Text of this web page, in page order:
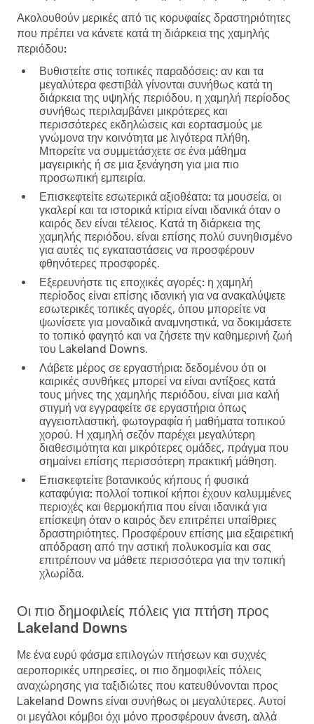
Ακολουθούν μερικές από τις κορυφαίες δραστηριότητες
που πρέπει να κάνετε κατά τη διάρκεια της χαμηλής
περιόδου:
Βυθιστείτε στις τοπικές παραδόσεις: αν και τα
μεγαλύτερα φεστιβάλ γίνονται συνήθως κατά τη
διάρκεια της υψηλής περιόδου, η χαμηλή περίοδος
συνήθως περιλαμβάνει μικρότερες και
περισσότερες εκδηλώσεις και εορτασμούς με
γνώμονα την κοινότητα με λιγότερα πλήθη.
Μπορείτε να συμμετάσχετε σε ένα μάθημα
μαγειρικής ή σε μια ξενάγηση για μια πιο
προσωπική εμπειρία.
Επισκεφτείτε εσωτερικά αξιοθέατα: τα μουσεία, οι
γκαλερί και τα ιστορικά κτίρια είναι ιδανικά όταν ο
καιρός δεν είναι τέλειος. Κατά τη διάρκεια της
χαμηλής περιόδου, είναι επίσης πολύ συνηθισμένο
για αυτές τις εγκαταστάσεις να προσφέρουν
φθηνότερες προσφορές.
Εξερευνήστε τις εποχικές αγορές: η χαμηλή
περίοδος είναι επίσης ιδανική για να ανακαλύψετε
εσωτερικές τοπικές αγορές, όπου μπορείτε να
ψωνίσετε για μοναδικά αναμνηστικά, να δοκιμάσετε
το τοπικό φαγητό και να ζήσετε την καθημερινή ζωή
του Lakeland Downs.
Λάβετε μέρος σε εργαστήρια: δεδομένου ότι οι
καιρικές συνθήκες μπορεί να είναι αντίξοες κατά
τους μήνες της χαμηλής περιόδου, είναι μια καλή
στιγμή να εγγραφείτε σε εργαστήρια όπως
αγγειοπλαστική, φωτογραφία ή μαθήματα τοπικού
χορού. Η χαμηλή σεζόν παρέχει μεγαλύτερη
διαθεσιμότητα και μικρότερες ομάδες, πράγμα που
σημαίνει επίσης περισσότερη πρακτική μάθηση.
Επισκεφτείτε βοτανικούς κήπους ή φυσικά
καταφύγια: πολλοί τοπικοί κήποι έχουν καλυμμένες
περιοχές και θερμοκήπια που είναι ιδανικά για
επίσκεψη όταν ο καιρός δεν επιτρέπει υπαίθριες
δραστηριότητες. Προσφέρουν επίσης μια εξαιρετική
απόδραση από την αστική πολυκοσμία και σας
επιτρέπουν να μάθετε περισσότερα για την τοπική
χλωρίδα.
Οι πιο δημοφιλείς πόλεις για πτήση προς
Lakeland Downs
Με ένα ευρύ φάσμα επιλογών πτήσεων και συχνές
αεροπορικές υπηρεσίες, οι πιο δημοφιλείς πόλεις
αναχώρησης για ταξιδιώτες που κατευθύνονται προς
Lakeland Downs είναι συνήθως οι μεγαλύτερες. Αυτοί
οι μεγάλοι κόμβοι όχι μόνο προσφέρουν άνεση, αλλά